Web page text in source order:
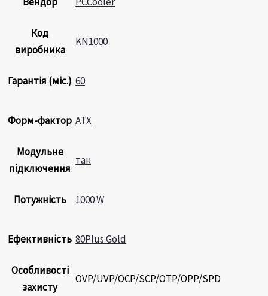
Код
виробника
KN1000
Гарантія (міс.) 60
Форм-фактор ATX
Модульне
підключення
так
Потужність 1000 W
Ефективність 80Plus Gold
Особливості
захисту
OVP/UVP/OCP/SCP/OTP/OPP/SPD